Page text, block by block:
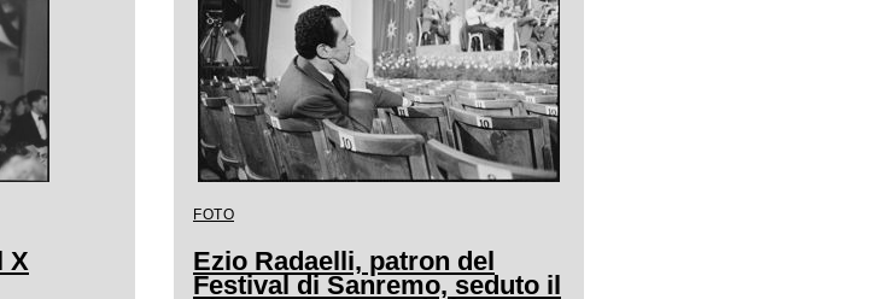
X
FOTO
Ezio Radaelli, patron del
Festival di Sanremo, seduto il